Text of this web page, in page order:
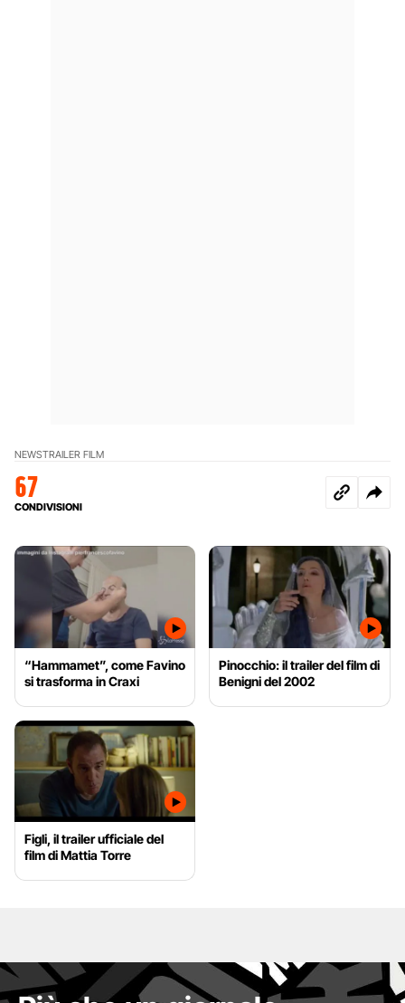
NEWSTRAILER FILM
67
CONDIVISIONI
“Hammamet”, come Favino
si trasforma in Craxi
Pinocchio: il trailer del film di
Benigni del 2002
Figli, il trailer ufficiale del
film di Mattia Torre